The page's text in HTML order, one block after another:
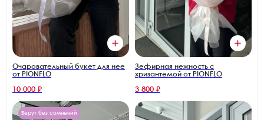
Очаровательный букет для нее
от PIONFLO
10 000 ₽
Зефирная нежность с
хризантемой от PIONFLO
3 800 ₽
Берут без сомнений